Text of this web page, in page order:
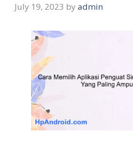
July 19, 2023 by admin